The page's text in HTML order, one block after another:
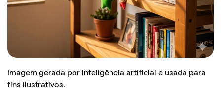
Imagem gerada por inteligência artificial e usada para
fins ilustrativos.